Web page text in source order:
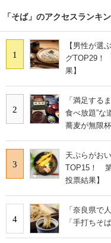
「そば」のアクセスランキ
1
【男性が選
グTOP29！
果】
2
「満足する
食べ放題”
蕎麦が無限
3
天ぷらがお
TOP15！ 第
投票結果】
4
「奈良県で
「手打ちそ